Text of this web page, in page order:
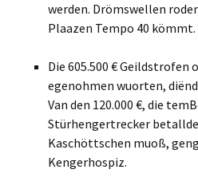
werden. Drömswellen
Plaazen Tempo 40 kömmt.
Die 605.500 € Geildstrofen
egenohmen wuorten,
Van den 120.000 €, die tem
Stürhengertrecker
Kaschöttschen muoß,
Kengerhospiz.